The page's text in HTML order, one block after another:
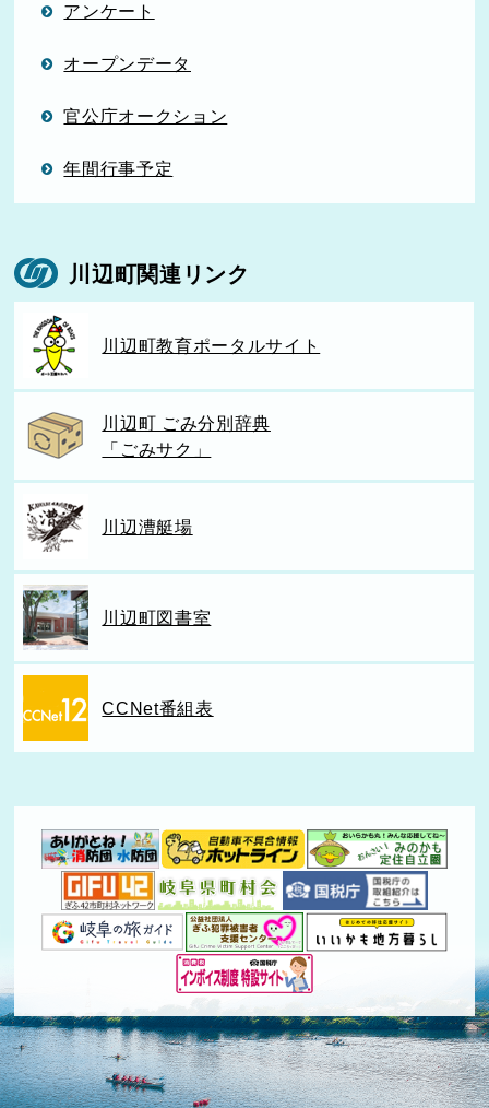
アンケート
オープンデータ
官公庁オークション
年間行事予定
川辺町関連リンク
川辺町教育ポータルサイト
川辺町 ごみ分別辞典
「ごみサク」
川辺漕艇場
川辺町図書室
CCNet番組表